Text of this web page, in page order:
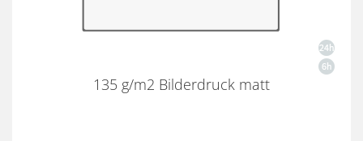
135 g/m2 Bilderdruck matt